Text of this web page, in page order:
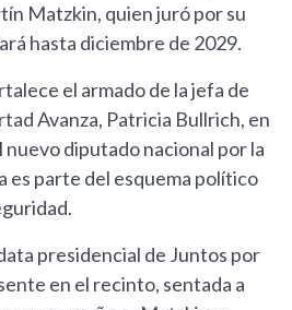
Matzkin, quien juró por su
hasta diciembre de 2029.
el armado de la jefa de
Avanza, Patricia Bullrich, en
nuevo diputado nacional por la
es parte del esquema político
presidencial de Juntos por
en el recinto, sentada a